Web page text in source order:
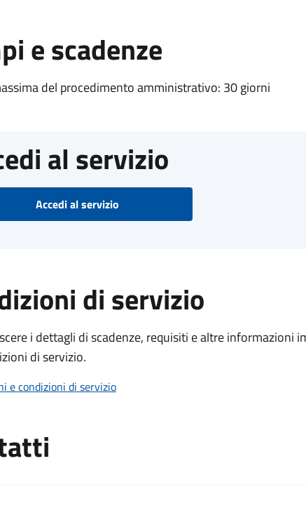
e scadenze
del procedimento amministrativo: 30 giorni
al servizio
Accedi al servizio
di servizio
i dettagli di scadenze, requisiti e altre informazioni
di servizio.
e condizioni di servizio